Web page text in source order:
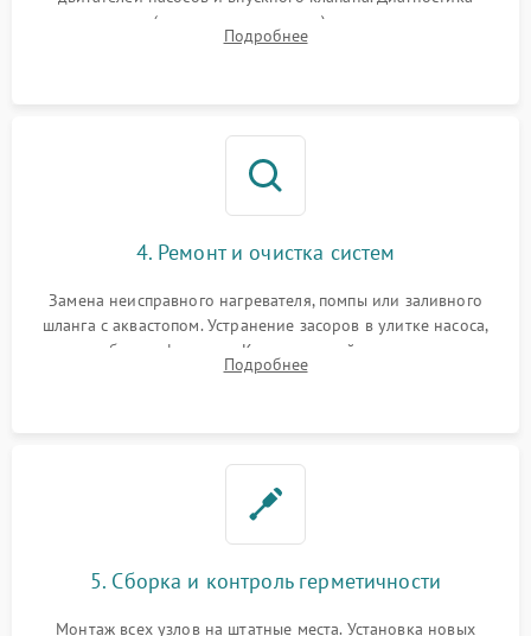
прессостата (датчика уровня воды), датчика мутности,
концевика дверцы и электронного модуля управления.
Подробнее
4. Ремонт и очистка систем
Замена неисправного нагревателя, помпы или заливного
шланга с аквастопом. Устранение засоров в улитке насоса,
патрубках и фильтрах. Компонентный ремонт платы
управления, восстановление поврежденной проводки.
Подробнее
5. Сборка и контроль герметичности
Монтаж всех узлов на штатные места. Установка новых